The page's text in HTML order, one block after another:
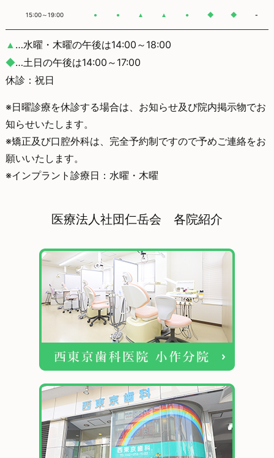
15:00～19:00 ● ● ▲ ▲ ● ◆ ◆ -
▲ …水曜・木曜の午後は14:00～18:00
◆…土日の午後は14:00～17:00
休診：祝日
※日曜診療を休診する場合は、お知らせ及び院内掲示物でお
知らせいたします。
※矯正及び口腔外科は、完全予約制ですので予めご連絡をお
願いいたします。
※インプラント診療日：水曜・木曜
医療法人社団仁岳会 各院紹介